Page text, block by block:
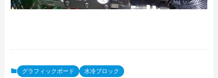
グラフィックボード 水冷ブロック